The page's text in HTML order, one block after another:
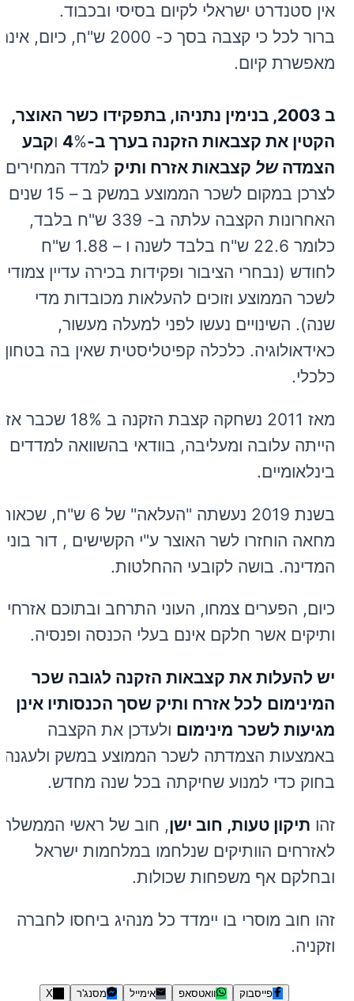
אין סטנדרט ישראלי לקיום בסיסי ובכבוד.
ברור לכל כי קצבה בסך כ- 2000 ש"ח, כיום,
מאפשרת קיום.
ב 2003, בנימין נתניהו, בתפקידו כשר האוצר
,
הקטין את קצבאות הזקנה בערך ב-4% ו
קבע
הצמדה של קצבאות אזרח ותיק למדד המחירים
לצרכן במקום לשכר הממוצע במשק ב – 15 שנים
האחרונות הקצבה עלתה ב- 339 ש"ח בלבד,
כלומר 22.6 ש"ח בלבד לשנה ו – 1.88 ש"ח
לחודש (נבחרי הציבור ופקידות בכירה עדיין
לשכר הממוצע וזוכים להעלאות מכובדות מדי
שנה). השינויים נעשו לפני למעלה מעשור,
כאידאולוגיה. כלכלה קפיטליסטית שאין בה בטחון
כלכלי.
מאז 2011 נשחקה קצבת הזקנה ב 18% שכבר אז
הייתה עלובה ומעליבה, בוודאי בהשוואה למדדים
בינלאומיים.
בשנת 2019 נעשתה "העלאה" של 6 ש"ח, שכאות
מחאה הוחזרו לשר האוצר ע"י הקשישים , דור בוני
המדינה. בושה לקובעי ההחלטות.
כיום, הפערים צמחו, העוני התרחב ובתוכם
ותיקים אשר חלקם אינם בעלי הכנסה ופנסיה.
יש להעלות את קצבאות הזקנה לגובה שכר
המינימום לכל אזרח ותיק שסך הכנסותיו אינן
מגיעות לשכר מינימום ולעדכן את הקצבה
באמצעות הצמדתה לשכר הממוצע במשק ולעגנה
בחוק כדי למנוע שחיקתה בכל שנה מחדש.
זהו תיקון טעות, חוב ישן, חוב של ראשי הממשלה
לאזרחים הוותיקים שנלחמו במלחמות ישראל
ובחלקם אף משפחות שכולות.
זהו חוב מוסרי בו יימדד כל מנהיג ביחסו לחברה
וזקניה.
פייסבוק וואטסאפ אימייל מסנג'ר X